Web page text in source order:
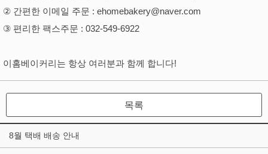
② 간편한 이메일 주문 : ehomebakery@naver.com
③ 편리한 팩스주문 : 032-549-6922
이홈베이커리는 항상 여러분과 함께 합니다!
목록
8월 택배 배송 안내